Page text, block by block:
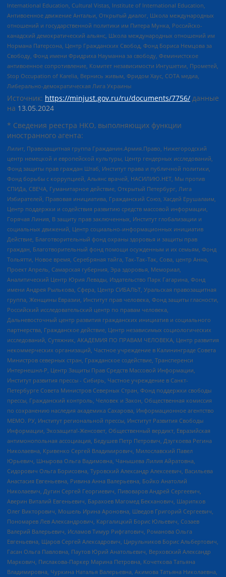
International Education, Cultural Vistas, Institute of International Education,
Антивоенное движение Антальи, Открытый диалог, Школа международных
отношений и государственной политики им Питера Мунка, Российско-
канадский демократический альянс, Школа международных отношений им
Нормана Патерсона, Центр Гражданских Свобод, Фонд Бориса Немцова за
Свободу, Фонд имени Фридриха Науманна за свободу, Феминистское
антивоенное сопротивление, Комитет независимости Ингушетии, Прометей,
Stop Occupation of Karelia, Вернись живым, Фридом Хаус, СОТА медиа,
Либерально-демократическая Лига Украины
Источник: https://minjust.gov.ru/ru/documents/7756/ данные
на 13.05.2024
* Сведения реестра НКО, выполняющих функции
иностранного агента:
Лилит, Правозащитная группа Гражданин.Армия.Право, Нижегородский
центр немецкой и европейской культуры, Центр гендерных исследований,
Фонд защиты прав граждан Штаб, Институт права и публичной политики,
Фонд борьбы с коррупцией, Альянс врачей, НАСИЛИЮ.НЕТ, Мы против
СПИДа, СВЕЧА, Гуманитарное действие, Открытый Петербург, Лига
Избирателей, Правовая инициатива, Гражданский Союз, Хасдей Ерушалаим,
Центр поддержки и содействия развитию средств массовой информации,
Горячая Линия, В защиту прав заключенных, Институт глобализации и
социальных движений, Центр социально-информационных инициатив
Действие, Благотворительный фонд охраны здоровья и защиты прав
граждан, Благотворительный фонд помощи осужденным и их семьям, Фонд
Тольятти, Новое время, Серебряная тайга, Так-Так-Так, Сова, центр Анна,
Проект Апрель, Самарская губерния, Эра здоровья, Мемориал,
Аналитический Центр Юрия Левады, Издательство Парк Гагарина, Фонд
имени Андрея Рылькова, Сфера, Центр СИБАЛЬТ, Уральская правозащитная
группа, Женщины Евразии, Институт прав человека, Фонд защиты гласности,
Российский исследовательский центр по правам человека,
Дальневосточный центр развития гражданских инициатив и социального
партнерства, Гражданское действие, Центр независимых социологических
исследований, Сутяжник, АКАДЕМИЯ ПО ПРАВАМ ЧЕЛОВЕКА, Центр развития
некоммерческих организаций, Частное учреждение в Калининграде Совета
Министров северных стран, Гражданское содействие, Трансперенси
Интернешнл-Р, Центр Защиты Прав Средств Массовой Информации,
Институт развития прессы - Сибирь, Частное учреждение в Санкт-
Петербурге Совета Министров Северных Стран, Фонд поддержки свободы
прессы, Гражданский контроль, Человек и Закон, Общественная комиссия
по сохранению наследия академика Сахарова, Информационное агентство
МЕМО. РУ, Институт региональной прессы, Институт Развития Свободы
Информации, Экозащита!-Женсовет, Общественный вердикт, Евразийская
антимонопольная ассоциация, Бедушев Петр Петрович, Дзугкоева Регина
Николаевна, Кривенко Сергей Владимирович, Милославский Павел
Юрьевич, Шнырова Ольга Вадимовна, Чанышева Лилия Айратовна,
Сидорович Ольга Борисовна, Туровский Александр Алексеевич, Васильева
Анастасия Евгеньевна, Ривина Анна Валерьевна, Бойко Анатолий
Николаевич, Дугин Сергей Георгиевич, Пивоваров Андрей Сергеевич,
Аверин Виталий Евгеньевич, Барахоев Магомед Бекханович, Шарипков
Олег Викторович, Мошель Ирина Ароновна, Шведов Григорий Сергеевич,
Пономарев Лев Александрович, Каргалицкий Борис Юльевич, Созаев
Валерий Валерьевич, Исламов Тимур Рифгатович, Романова Ольга
Евгеньевна, Щаров Сергей Алексадрович, Цирульников Борис Альбертович,
Гасан Ольга Павловна, Паутов Юрий Анатольевич, Верховский Александр
Маркович, Пислакова-Паркер Марина Петровна, Кочеткова Татьяна
Владимировна, Чуркина Наталья Валерьевна, Акимова Татьяна Николаевна,